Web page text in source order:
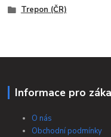
Trepon (ČR)
Informace pro
O nás
Obchodní podmínky